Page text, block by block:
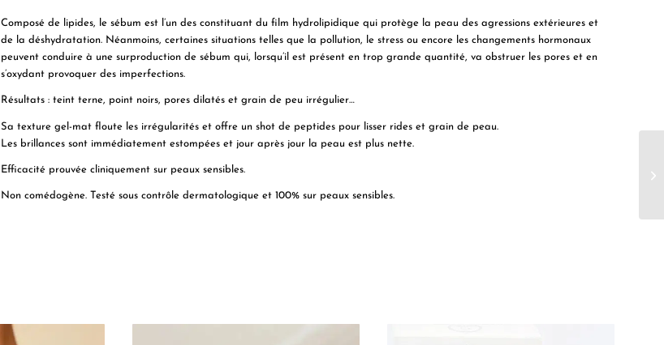
Composé de lipides, le sébum est l’un des constituant du film hydrolipidique qui protège la peau des agressions extérieures et
de la déshydratation. Néanmoins, certaines situations telles que la pollution, le stress ou encore les changements hormonaux
peuvent conduire à une surproduction de sébum qui, lorsqu’il est présent en trop grande quantité, va obstruer les pores et en
s’oxydant provoquer des imperfections.
Résultats : teint terne, point noirs, pores dilatés et grain de peu irrégulier…
Sa texture gel-mat floute les irrégularités et offre un shot de peptides pour lisser rides et grain de peau.
Les brillances sont immédiatement estompées et jour après jour la peau est plus nette.
Efficacité prouvée cliniquement sur peaux sensibles.
Non comédogène. Testé sous contrôle dermatologique et 100% sur peaux sensibles.